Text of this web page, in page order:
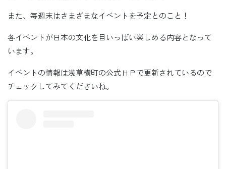
また、毎週末はさまざまなイベントを予定とのこと！
各イベントが日本の文化を目いっぱい楽しめる内容となって
います。
イベントの情報は浅草横町の公式ＨＰで更新されているので
チェックしてみてくださいね。